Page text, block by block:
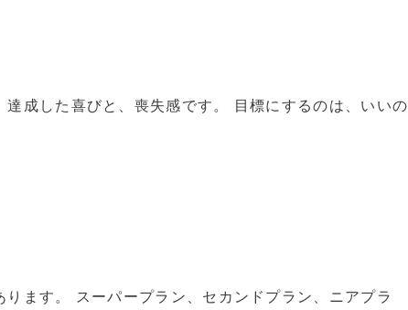
成した喜びと、喪失感です。 目標にするのは、いいの
ます。 スーパープラン、セカンドプラン、ニアプラ